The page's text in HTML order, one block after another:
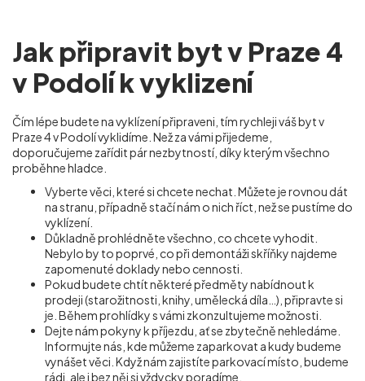
Jak připravit byt v Praze 4
v Podolí k vyklizení
Čím lépe budete na vyklízení připraveni, tím rychleji váš byt v
Praze 4 v Podolí vyklidíme. Než za vámi přijedeme,
doporučujeme zařídit pár nezbytností, díky kterým všechno
proběhne hladce.
Vyberte věci, které si chcete nechat. Můžete je rovnou dát
na stranu, případně stačí nám o nich říct, než se pustíme do
vyklízení.
Důkladně prohlédněte všechno, co chcete vyhodit.
Nebylo by to poprvé, co při demontáži skříňky najdeme
zapomenuté doklady nebo cennosti.
Pokud budete chtít některé předměty nabídnout k
prodeji (starožitnosti, knihy, umělecká díla…), připravte si
je. Během prohlídky s vámi zkonzultujeme možnosti.
Dejte nám pokyny k příjezdu, ať se zbytečně nehledáme.
Informujte nás, kde můžeme zaparkovat a kudy budeme
vynášet věci. Když nám zajistíte parkovací místo, budeme
rádi, ale i bez něj si vždycky poradíme.